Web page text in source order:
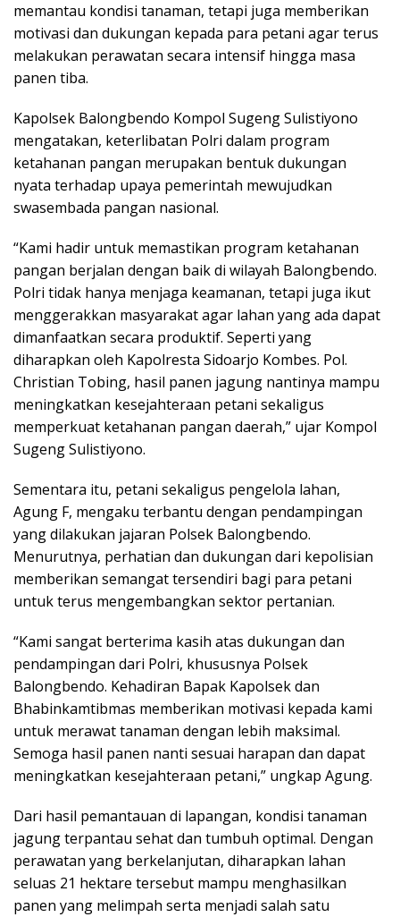
memantau kondisi tanaman, tetapi juga memberikan
motivasi dan dukungan kepada para petani agar terus
melakukan perawatan secara intensif hingga masa
panen tiba.
Kapolsek Balongbendo Kompol Sugeng Sulistiyono
mengatakan, keterlibatan Polri dalam program
ketahanan pangan merupakan bentuk dukungan
nyata terhadap upaya pemerintah mewujudkan
swasembada pangan nasional.
“Kami hadir untuk memastikan program ketahanan
pangan berjalan dengan baik di wilayah Balongbendo.
Polri tidak hanya menjaga keamanan, tetapi juga ikut
menggerakkan masyarakat agar lahan yang ada dapat
dimanfaatkan secara produktif. Seperti yang
diharapkan oleh Kapolresta Sidoarjo Kombes. Pol.
Christian Tobing, hasil panen jagung nantinya mampu
meningkatkan kesejahteraan petani sekaligus
memperkuat ketahanan pangan daerah,” ujar Kompol
Sugeng Sulistiyono.
Sementara itu, petani sekaligus pengelola lahan,
Agung F, mengaku terbantu dengan pendampingan
yang dilakukan jajaran Polsek Balongbendo.
Menurutnya, perhatian dan dukungan dari kepolisian
memberikan semangat tersendiri bagi para petani
untuk terus mengembangkan sektor pertanian.
“Kami sangat berterima kasih atas dukungan dan
pendampingan dari Polri, khususnya Polsek
Balongbendo. Kehadiran Bapak Kapolsek dan
Bhabinkamtibmas memberikan motivasi kepada kami
untuk merawat tanaman dengan lebih maksimal.
Semoga hasil panen nanti sesuai harapan dan dapat
meningkatkan kesejahteraan petani,” ungkap Agung.
Dari hasil pemantauan di lapangan, kondisi tanaman
jagung terpantau sehat dan tumbuh optimal. Dengan
perawatan yang berkelanjutan, diharapkan lahan
seluas 21 hektare tersebut mampu menghasilkan
panen yang melimpah serta menjadi salah satu